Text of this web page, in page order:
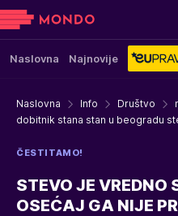
Naslovna Najnovije
Naslovna Info Društvo
dobitnik stana stan u beogradu
ČESTITAMO!
STEVO JE VREDNO
OSEĆAJ GA NIJE